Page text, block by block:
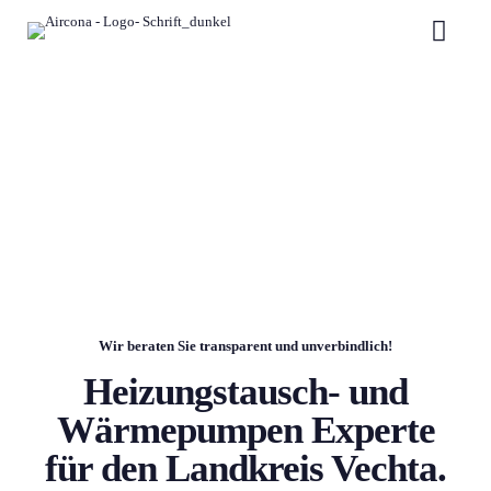
Wir beraten Sie transparent und unverbindlich!
Heizungstausch- und
Wärmepumpen Experte
für den Landkreis Vechta.